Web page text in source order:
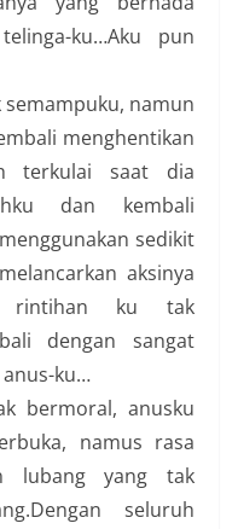
ku…Aku pun
namun
menghentikan
terkulai saat dia
dan kembali
sedikit
aksinya
rintihan ku tak
dengan sangat
ku…
bermoral, anusku
namus rasa
lubang yang tak
seluruh